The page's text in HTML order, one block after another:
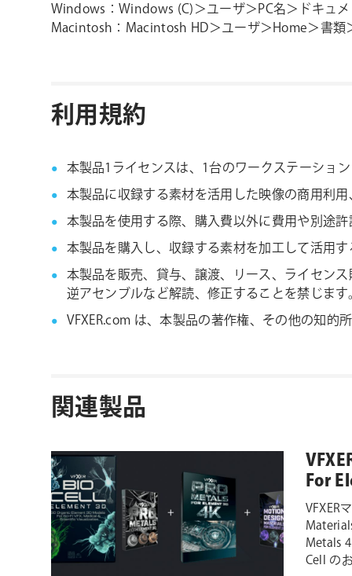
Windows：Windows (C)＞ユーザ＞PC名＞ドキュ
Macintosh：Macintosh HD＞ユーザ＞Home＞書
利用規約
本製品1ライセンスは、1台のワークステーショ
本製品に収録する素材を活用した映像の商用利
本製品を使用する際、購入費以外に費用や別途
本製品を購入し、収録する素材を加工して活用
本製品を販売、貸与、譲渡、リース、ライセン
逆アセンブルなど解読、修正することを禁じます
VFXER.com は、本製品の著作権、その他の知
関連製品
For
VFXER
Metals
Cell の